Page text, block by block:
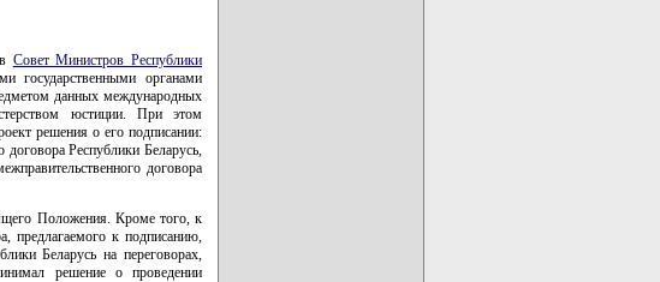
Совет Министров Республики
государственными органами
данных международных
юстиции. При этом
решения о его подписании:
Республики Беларусь,
договора
Положения. Кроме того, к
предлагаемого к подписанию,
Беларусь на переговорах,
решение о проведении